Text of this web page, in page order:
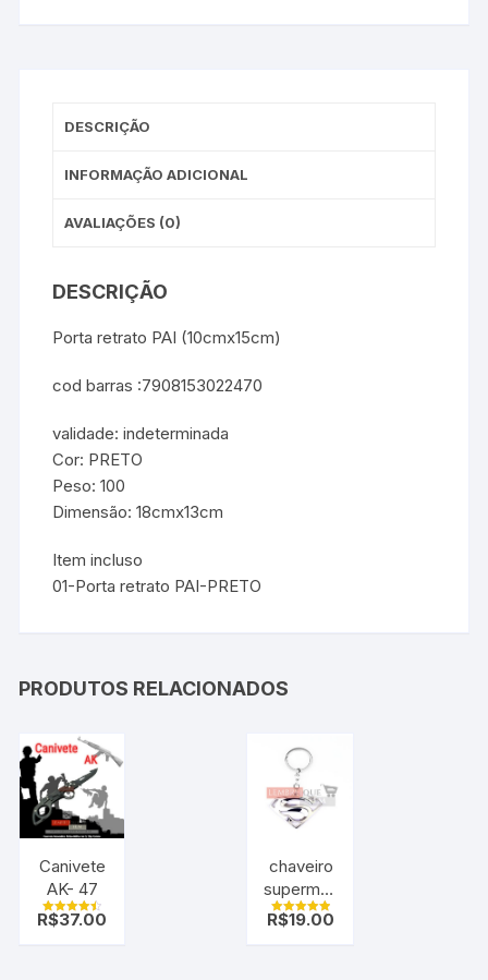
DESCRIÇÃO
INFORMAÇÃO ADICIONAL
AVALIAÇÕES (0)
DESCRIÇÃO
Porta retrato PAI (10cmx15cm)
cod barras :7908153022470
validade: indeterminada
Cor: PRETO
Peso: 100
Dimensão: 18cmx13cm
Item incluso
01-Porta retrato PAI-PRETO
PRODUTOS RELACIONADOS
Canivete
AK- 47
Avaliação
R$37.00
chaveiro
superman
cromado
Avaliação
R$19.00